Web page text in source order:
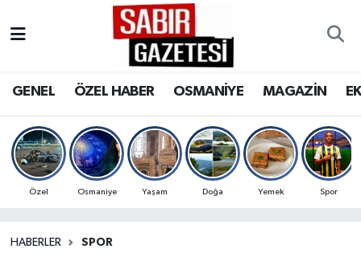
GENEL ÖZEL HABER OSMANİYE MAGAZİN
Özel Osmaniye Yaşam Doğa Yemek Spor
HABERLER SPOR
OSMANİYE
MAGAZİN
Osmaniye Nöbetçi Eczaneler
Osmaniye Trafik Yoğunluk Haritası
Süper Lig Puan Durumu ve Fikstür